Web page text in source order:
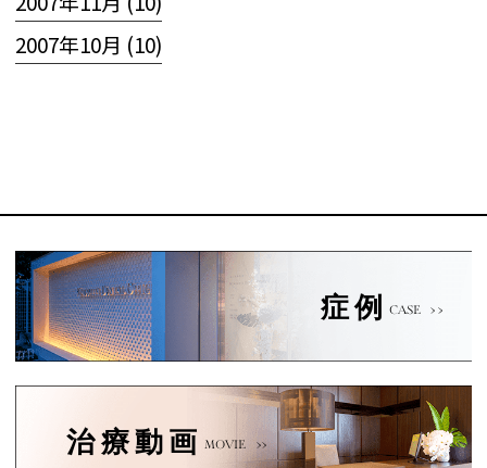
2007年10月 (10)
症例 CASE
治療動画 MOVIE